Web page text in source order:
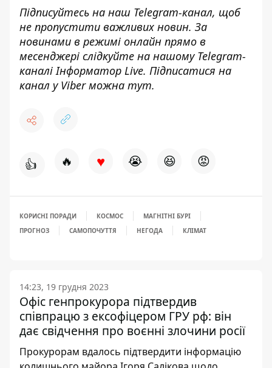
Підписуйтесь на наш Telegram-канал, щоб
не пропустити важливих новин. За
новинами в режимі онлайн прямо в
месенджері слідкуйте на нашому Telegram-
каналіІнформатор Live. Підписатися на
канал у Viber можна тут.
👍 🔥 ♥ 😭 😆 😡
КОРИСНІ ПОРАДИ КОСМОС
МАГНІТНІ БУРІ
ПРОГНОЗ
САМОПОЧУТТЯ НЕГОДА КЛІМАТ
14:23, 19 грудня 2023
Офіс генпрокурора підтвердив
співпрацю з ексофіцером ГРУ рф: він
дає свідчення про воєнні злочини росії
Прокурорам вдалось підтвердити інформацію